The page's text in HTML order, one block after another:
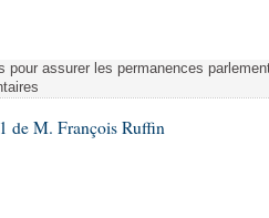
lois
pour assurer les permanences
de M. François Ruffin